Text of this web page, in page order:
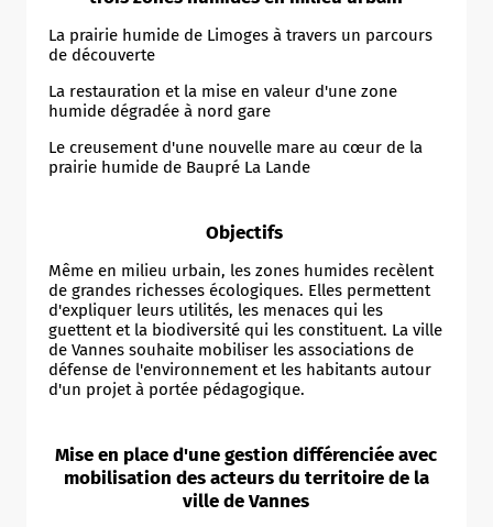
La prairie humide de Limoges à travers un parcours
de découverte
La restauration et la mise en valeur d'une zone
humide dégradée à nord gare
Le creusement d'une nouvelle mare au cœur de la
prairie humide de Baupré La Lande
Objectifs
Même en milieu urbain, les zones humides recèlent
de grandes richesses écologiques. Elles permettent
d'expliquer leurs utilités, les menaces qui les
guettent et la biodiversité qui les constituent. La ville
de Vannes souhaite mobiliser les associations de
défense de l'environnement et les habitants autour
d'un projet à portée pédagogique.
Mise en place d'une gestion différenciée avec
mobilisation des acteurs du territoire de la
ville de Vannes